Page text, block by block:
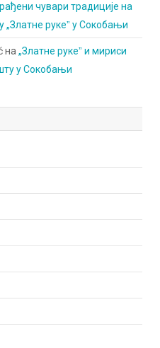
чувари традиције на
„Златне рукеˮ у Сокобањи
на„Златне рукеˮ и мириси
у Сокобањи